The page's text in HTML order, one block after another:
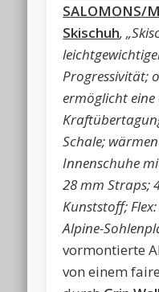
SALOMONS/
Skischuh,
Progressivität;
ermöglicht
Schale;
Innenschuhe
28 mm Straps;
Kunststoff;
Alpine-
vormontierte
von einem